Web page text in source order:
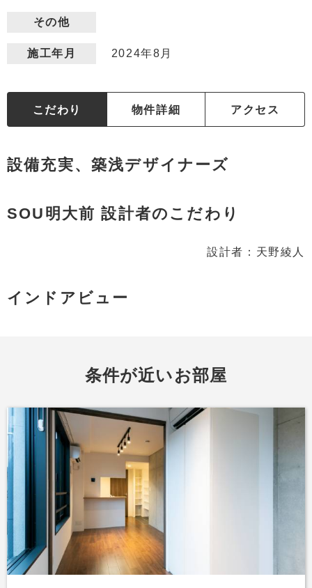
その他
施工年月 2024年8月
こだわり 物件詳細 アクセス
設備充実、築浅デザイナーズ
SOU明大前 設計者のこだわり
設計者：天野綾人
インドアビュー
条件が近いお部屋